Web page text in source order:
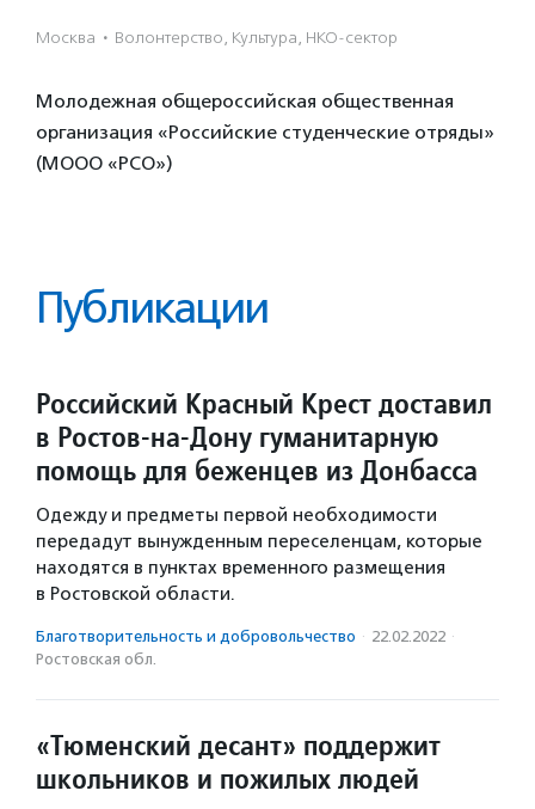
Москва · Волонтерство, Культура, НКО-сектор
Молодежная общероссийская общественная
организация «Российские студенческие отряды»
(МООО «РСО»)
Публикации
Российский Красный Крест доставил
в Ростов-на-Дону гуманитарную
помощь для беженцев из Донбасса
Одежду и предметы первой необходимости
передадут вынужденным переселенцам, которые
находятся в пунктах временного размещения
в Ростовской области.
Благотвори­тель­ность и доброволь­чест­во · 22.02.2022 ·
Ростовская обл.
«Тюменский десант» поддержит
школьников и пожилых людей